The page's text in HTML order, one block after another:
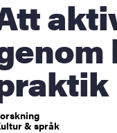
innovation
& språk